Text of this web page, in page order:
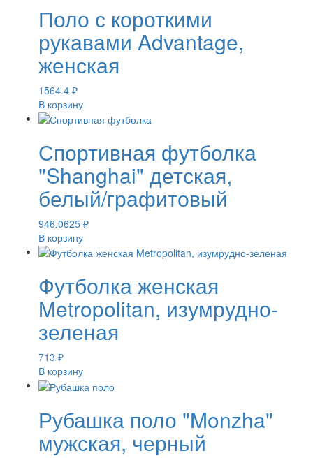
Поло с короткими
рукавами Advantage,
женская
1564.4 ₽
В корзину
Спортивная футболка
"Shanghai" детская,
белый/графитовый
946.0625 ₽
В корзину
Футболка женская
Metropolitan, изумрудно-
зеленая
713 ₽
В корзину
Рубашка поло "Monzha"
мужская, черный